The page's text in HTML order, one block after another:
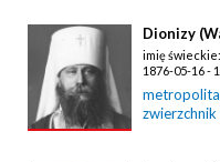
Dionizy
imię
1876-05-16 -
metropolita